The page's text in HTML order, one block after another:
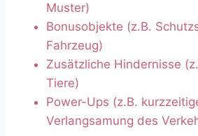
Muster)
Bonusobjekte (z.B.
Fahrzeug)
Zusätzliche Hindernisse
Tiere)
Power-Ups (z.B.
Verlangsamung des